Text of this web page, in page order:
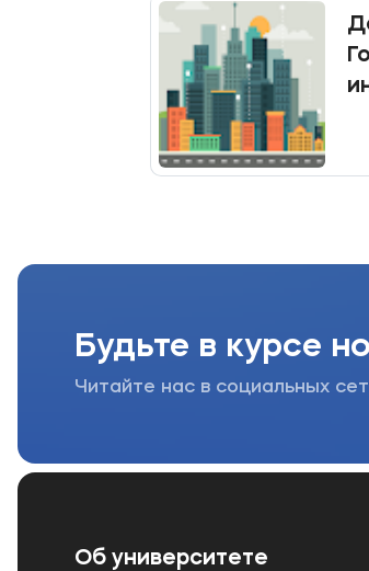
Будьте в курсе
Читайте нас в социальных
Об университете